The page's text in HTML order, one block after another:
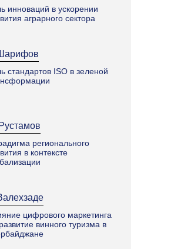
инноваций в ускорении
аграрного сектора
стандартов ISO в зеленой
регионального
в контексте
цифрового маркетинга
винного туризма в